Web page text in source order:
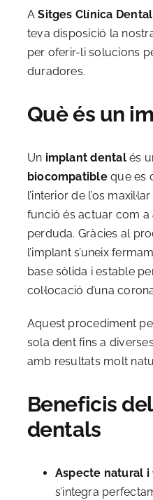
ASitges Clínica
teva disposició la
per oferir-li solucions
duradores.
Què és un
Un implant dentalés
biocompatibleque es
l’interior de l’os
funció és actuar com a
perduda. Gràcies al
l’implant s’uneix
base sòlida i estable
col·locació d’una
Aquest procediment
sola dent fins a
amb resultats molt
Beneficis
dentals
Aspecte natural i
s’integra